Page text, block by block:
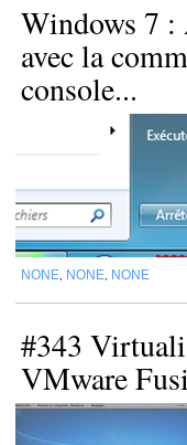
Windows 7 :
avec la
console...
NONE NONE NONE
#343
VMware